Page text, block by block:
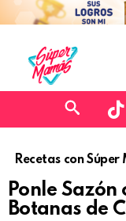
Recetas con Súper
Ponle Sazón
Botanas de